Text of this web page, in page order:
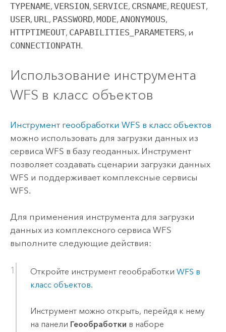
TYPENAME, VERSION, SERVICE, CRSNAME, REQUEST,
USER, URL , PASSWORD, MODE, ANONYMOUS,
HTTPTIMEOUT, CAPABILITIES PARAMETERS, и
CONNECTIONPATH.
Использование инструмента
WFS в класс объектов
Инструмент геообработки WFS в класс объектов
можно использовать для загрузки данных из
сервиса WFS в базу геоданных. Инструмент
позволяет создавать сценарии загрузки данных
WFS и поддерживает комплексные сервисы
WFS.
Для применения инструмента для загрузки
данных из комплексного сервиса WFS
выполните следующие действия:
Откройте инструмент геообработки WFS в
класс объектов.
Инструмент можно открыть, перейдя к нему
на панели Геообработки в наборе